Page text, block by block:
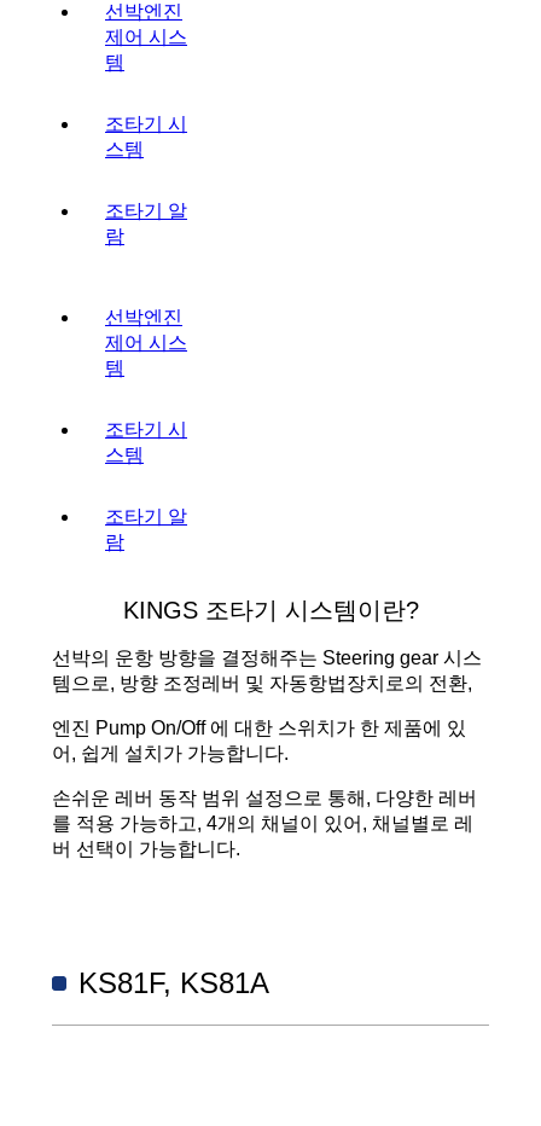
선박엔진
제어 시스
템
조타기 시
스템
조타기 알
람
선박엔진
제어 시스
템
조타기 시
스템
조타기 알
람
KINGS 조타기 시스템이란?
선박의 운항 방향을 결정해주는 Steering gear 시스
템으로, 방향 조정레버 및 자동항법장치로의 전환,
엔진 Pump On/Off 에 대한 스위치가 한 제품에 있
어, 쉽게 설치가 가능합니다.
손쉬운 레버 동작 범위 설정으로 통해, 다양한 레버
를 적용 가능하고, 4개의 채널이 있어, 채널별로 레
버 선택이 가능합니다.
KS81F, KS81A